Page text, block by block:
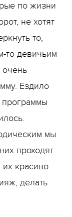
по жизни
не хотят
то,
то девичьим
очень
Ездило
программы
мы
проходят
красиво
делать